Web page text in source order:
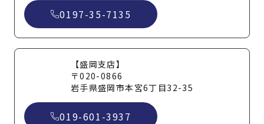
0197-35-7135
【盛岡支店】
〒020-0866
岩手県盛岡市本宮6丁目32-35
019-601-3937